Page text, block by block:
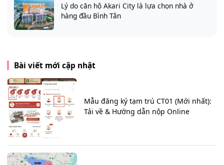
Lý do căn hộ Akari City là lựa chọn nhà ở
hàng đầu Bình Tân
Bài viết mới cập nhật
Mẫu đăng ký tạm trú CT01 (Mới nhất):
Tải về & Hướng dẫn nộp Online